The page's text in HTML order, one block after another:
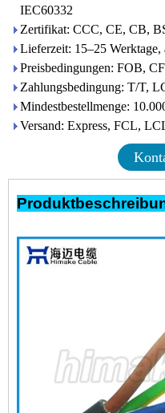
IEC60332
Zertifikat: CCC, CE, CB,
Lieferzeit: 15–25
Preisbedingungen: FOB,
Zahlungsbedingung: T/T,
Mindestbestellmenge:
Versand: Express, FCL,